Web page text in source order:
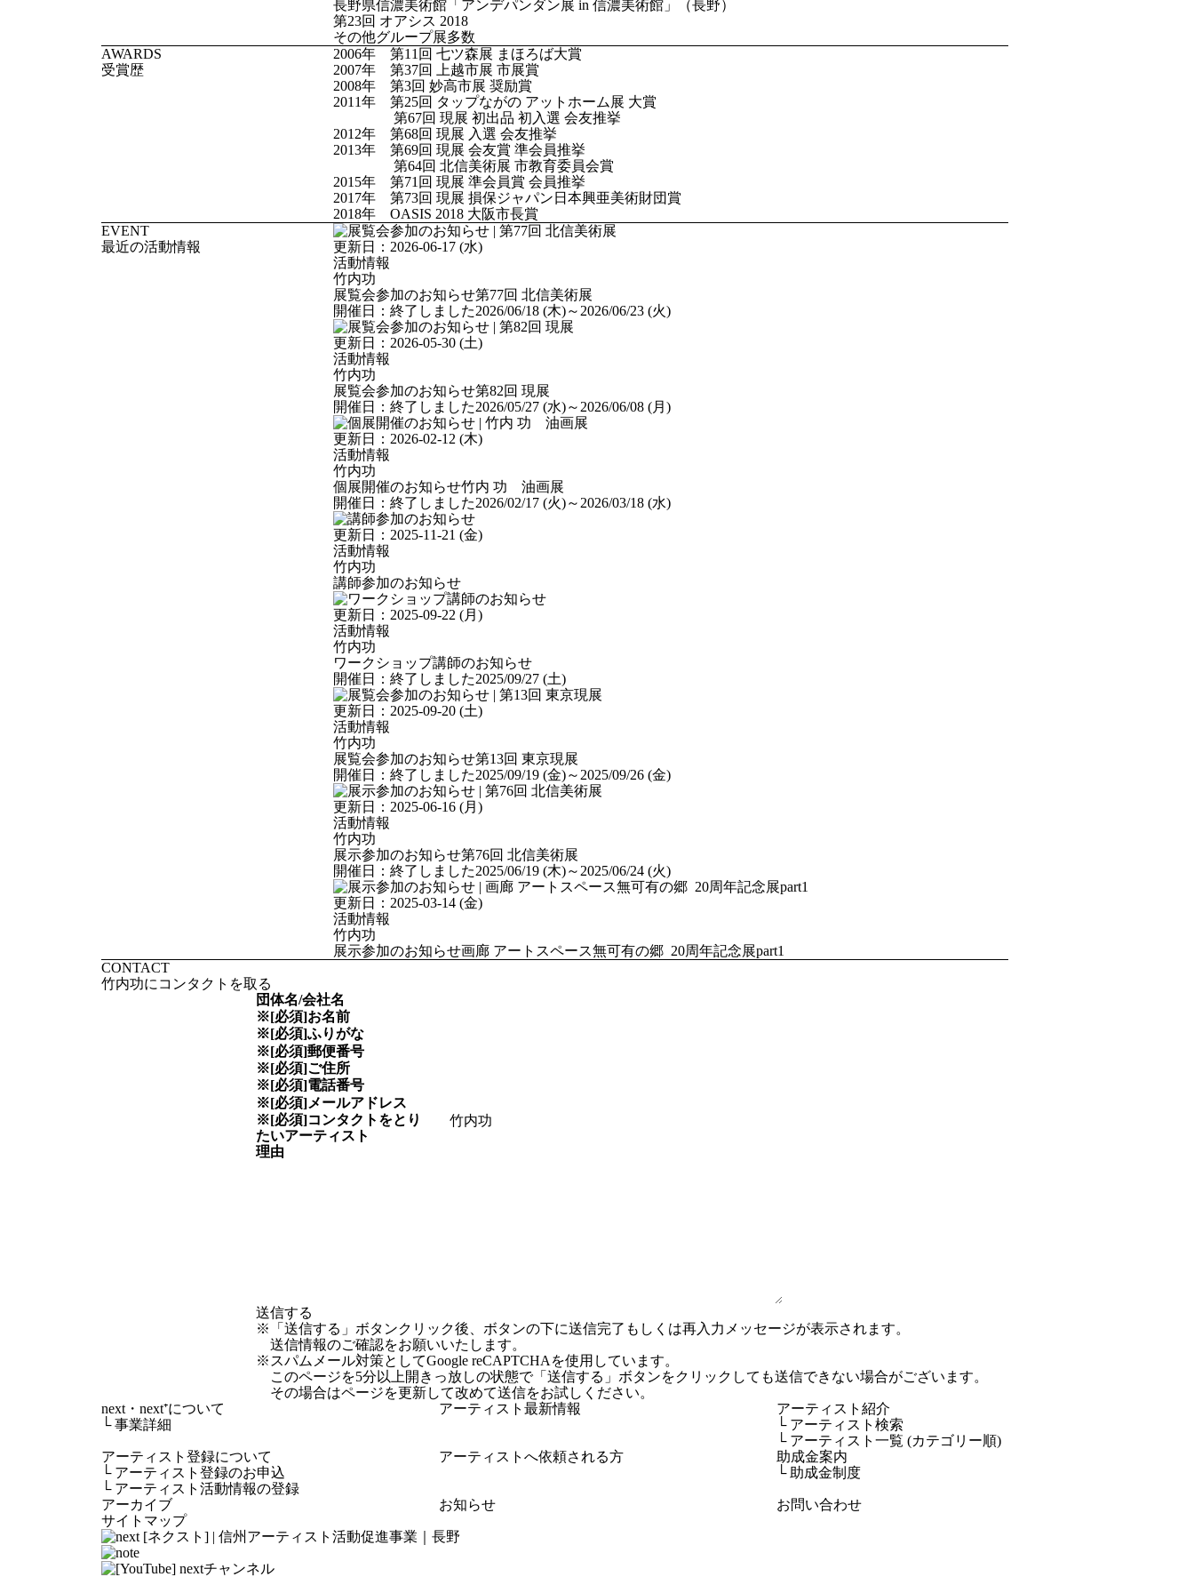
長野県信濃美術館「アンデパンダン展 in 信濃美術館」（長野）
第23回 オアシス 2018
その他グループ展多数
AWARDS
受賞歴
2006年 第11回 七ツ森展 まほろば大賞
2007年 第37回 上越市展 市展賞
2008年 第3回 妙高市展 奨励賞
2011年 第25回 タップながの アットホーム展 大賞
第67回 現展 初出品 初入選 会友推挙
2012年 第68回 現展 入選 会友推挙
2013年 第69回 現展 会友賞 準会員推挙
第64回 北信美術展 市教育委員会賞
2015年 第71回 現展 準会員賞 会員推挙
2017年 第73回 現展 損保ジャパン日本興亜美術財団賞
2018年 OASIS 2018 大阪市長賞
EVENT
最近の活動情報
更新日： 2026-06-17 (水)
活動情報
竹内功
展覧会参加のお知らせ第77回 北信美術展
開催日：終了しました2026/06/18 (木)～2026/06/23 (火)
更新日： 2026-05-30 (土)
活動情報
竹内功
展覧会参加のお知らせ第82回 現展
開催日：終了しました2026/05/27 (水)～2026/06/08 (月)
更新日： 2026-02-12 (木)
活動情報
竹内功
個展開催のお知らせ竹内 功 油画展
開催日：終了しました2026/02/17 (火)～2026/03/18 (水)
更新日： 2025-11-21 (金)
活動情報
竹内功
講師参加のお知らせ
更新日： 2025-09-22 (月)
活動情報
竹内功
ワークショップ講師のお知らせ
開催日：終了しました2025/09/27 (土)
更新日： 2025-09-20 (土)
活動情報
竹内功
展覧会参加のお知らせ第13回 東京現展
開催日：終了しました2025/09/19 (金)～2025/09/26 (金)
更新日： 2025-06-16 (月)
活動情報
竹内功
展示参加のお知らせ第76回 北信美術展
開催日：終了しました2025/06/19 (木)～2025/06/24 (火)
更新日： 2025-03-14 (金)
活動情報
竹内功
展示参加のお知らせ画廊 アートスペース無可有の郷 20周年記念展part1
CONTACT
竹内功にコンタクトを取る
団体名/会社名
※[必須]お名前
※[必須]ふりがな
※[必須]郵便番号
※[必須]ご住所
※[必須]電話番号
※[必須]メールアドレス
※[必須]コンタクトをとり
たいアーティスト
理由
※「送信する」ボタンクリック後、ボタンの下に送信完了もしくは再入力メッセージが表示されます。
送信情報のご確認をお願いいたします。
※スパムメール対策としてGoogle reCAPTCHAを使用しています。
このページを5分以上開きっ放しの状態で「送信する」ボタンをクリックしても送信できない場合がございます。
その場合はページを更新して改めて送信をお試しください。
next・next⁺について
└事業詳細
アーティスト最新情報
アーティスト紹介
└ アーティスト検索
└ アーティスト一覧 (カテゴリー順)
アーティスト登録について
└ アーティスト登録のお申込
└ アーティスト活動情報の登録
アーティストへ依頼される方
助成金案内
└ 助成金制度
アーカイブ お知らせ
お問い合わせ
サイトマップ